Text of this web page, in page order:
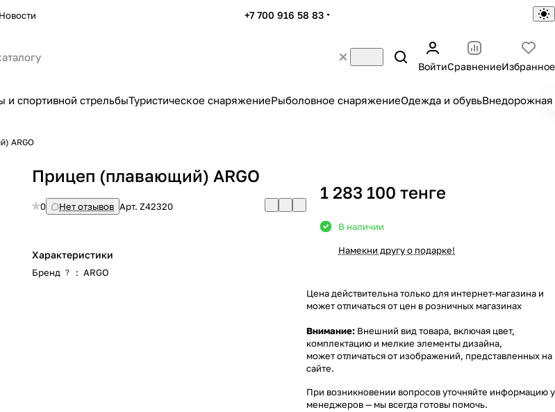
Новости +7 700 916 58 83
ВойтиСравнениеИзбранное
и спортивной стрельбыТуристическое снаряжениеРыболовное снаряжениеОдежда и обувьВнедорожная
ARGO
Прицеп (плавающий) ARGO
0 Нет отзывов Арт.Z42320
Характеристики
Бренд ? : ARGO
1 283 100 тенге
В наличии
Намекни другу о подарке!
Цена действительна только для интернет-магазина и
может отличаться от цен в розничных магазинах
Внимание: Внешний вид товара, включая цвет,
комплектацию и мелкие элементы дизайна,
может отличаться от изображений, представленных на
сайте.
При возникновении вопросов уточняйте информацию у
менеджеров— мы всегда готовы помочь.